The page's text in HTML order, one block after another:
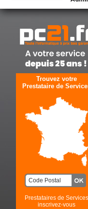
Trouvez votre
Prestataire de
Prestataires de Services
inscrivez-vous